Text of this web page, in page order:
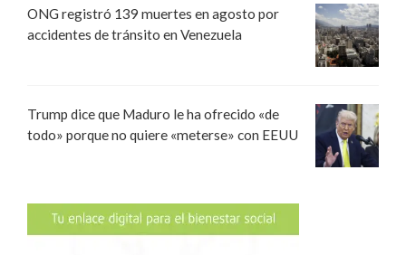
ONG registró 139 muertes en agosto por
accidentes de tránsito en Venezuela
Trump dice que Maduro le ha ofrecido «de
todo» porque no quiere «meterse» con EEUU